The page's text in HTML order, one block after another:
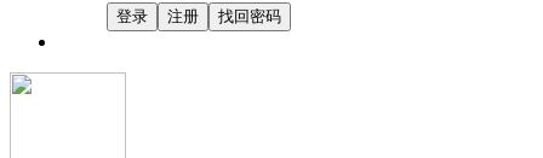
登录 注册 找回密码